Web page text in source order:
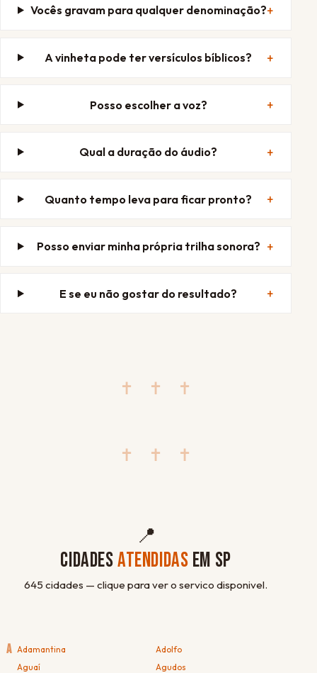
Vocês gravam para qualquer denominação?
A vinheta pode ter versículos bíblicos?
Posso escolher a voz?
Qual a duração do áudio?
Quanto tempo leva para ficar pronto?
Posso enviar minha própria trilha sonora?
E se eu não gostar do resultado?
✝ ✝ ✝
✝ ✝ ✝
📍
CIDADESATENDIDAS EM SP
645 cidades — clique para ver o servico disponivel.
A Adamantina
Adolfo
Aguaí
Agudos